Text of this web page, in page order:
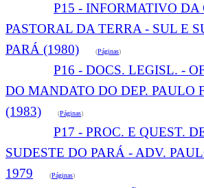
P15 - INFORMATIVO DA
PASTORAL DA TERRA - SUL E
PARÁ (1980) (Páginas)
P16 - DOCS. LEGISL. -
DO MANDATO DO DEP. PAULO
(1983) (Páginas)
P17 - PROC. E QUEST.
SUDESTE DO PARÁ - ADV.
1979 (Páginas)